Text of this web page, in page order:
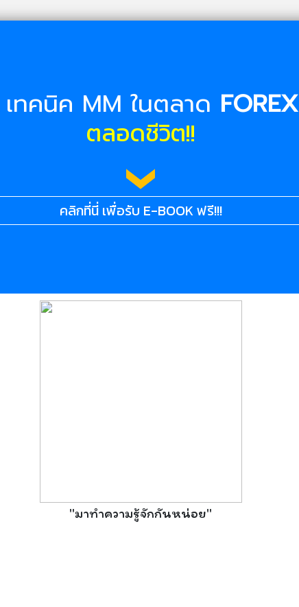
เทคนิค MM ในตลาด FOREX
ตลอดชีวิต!!
คลิกที่นี่ เพื่อรับ E-BOOK ฟรี!!!
"มาทำความรู้จักกันหน่อย"